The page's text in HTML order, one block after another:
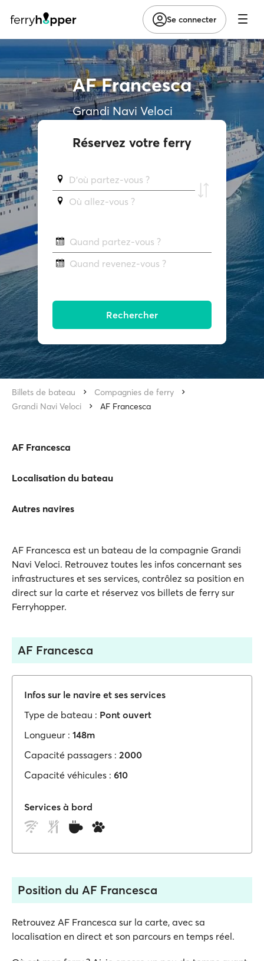
Se connecter
AF Francesca
Grandi Navi Veloci
Réservez votre ferry
D'où partez-vous ?
Où allez-vous ?
Quand partez-vous ?
Quand revenez-vous ?
Rechercher
Billets de bateau
Compagnies de ferry
Grandi Navi Veloci
AF Francesca
AF Francesca
Localisation du bateau
Autres navires
AF Francesca est un bateau de la compagnie Grandi
Navi Veloci. Retrouvez toutes les infos concernant ses
infrastructures et ses services, contrôlez sa position en
direct sur la carte et réservez vos billets de ferry sur
Ferryhopper.
AF Francesca
Infos sur le navire et ses services
Type de bateau : Pont ouvert
Longueur : 148m
Capacité passagers : 2000
Capacité véhicules : 610
Services à bord
Position du AF Francesca
Retrouvez AF Francesca sur la carte, avec sa
localisation en direct et son parcours en temps réel.